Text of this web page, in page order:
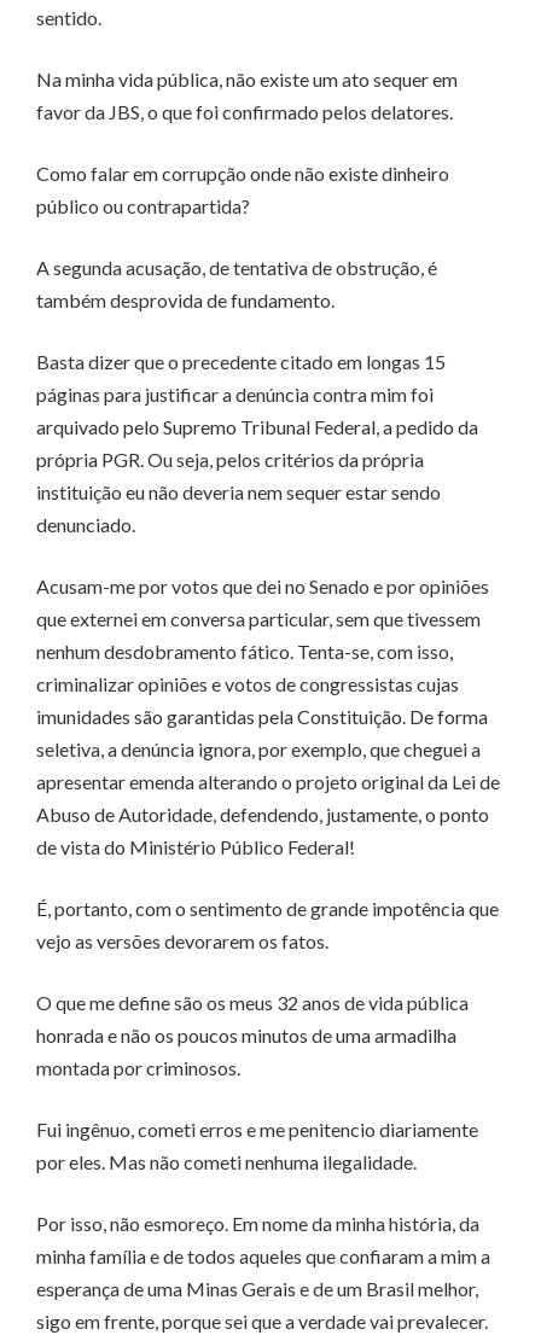
sentido.
Na minha vida pública, não existe um ato sequer em
favor da JBS, o que foi confirmado pelos delatores.
Como falar em corrupção onde não existe dinheiro
público ou contrapartida?
A segunda acusação, de tentativa de obstrução, é
também desprovida de fundamento.
Basta dizer que o precedente citado em longas 15
páginas para justificar a denúncia contra mim foi
arquivado pelo Supremo Tribunal Federal, a pedido da
própria PGR. Ou seja, pelos critérios da própria
instituição eu não deveria nem sequer estar sendo
denunciado.
Acusam-me por votos que dei no Senado e por opiniões
que externei em conversa particular, sem que tivessem
nenhum desdobramento fático. Tenta-se, com isso,
criminalizar opiniões e votos de congressistas cujas
imunidades são garantidas pela Constituição. De forma
seletiva, a denúncia ignora, por exemplo, que cheguei a
apresentar emenda alterando o projeto original da Lei de
Abuso de Autoridade, defendendo, justamente, o ponto
de vista do Ministério Público Federal!
É, portanto, com o sentimento de grande impotência que
vejo as versões devorarem os fatos.
O que me define são os meus 32 anos de vida pública
honrada e não os poucos minutos de uma armadilha
montada por criminosos.
Fui ingênuo, cometi erros e me penitencio diariamente
por eles. Mas não cometi nenhuma ilegalidade.
Por isso, não esmoreço. Em nome da minha história, da
minha família e de todos aqueles que confiaram a mim a
esperança de uma Minas Gerais e de um Brasil melhor,
sigo em frente, porque sei que a verdade vai prevalecer.